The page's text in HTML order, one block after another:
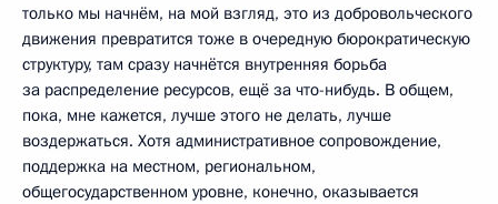
только мы начнём, на мой взгляд, это из добровольческого
движения превратится тоже в очередную бюрократическую
структуру, там сразу начнётся внутренняя борьба
за распределение ресурсов, ещё за что-нибудь. В общем,
пока, мне кажется, лучше этого не делать, лучше
воздержаться. Хотя административное сопровождение,
поддержка на местном, региональном,
общегосударственном уровне, конечно, оказывается